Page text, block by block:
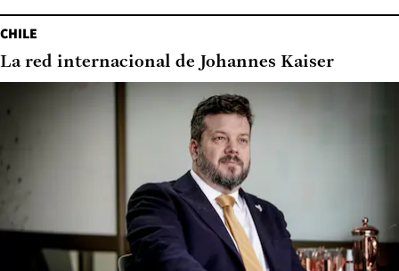
CHILE
La red internacional de Johannes Kaiser